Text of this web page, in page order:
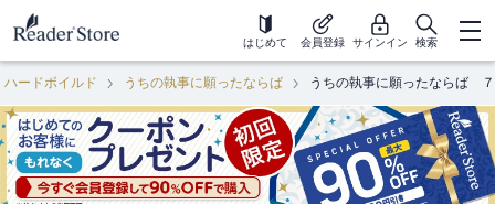
はじめて 会員登録 サインイン 検索
ードボイルド うちの執事に願ったならば うちの執事に願ったならば ７